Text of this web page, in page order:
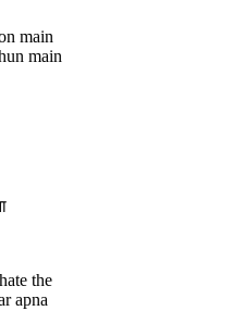
main
main
the
apna